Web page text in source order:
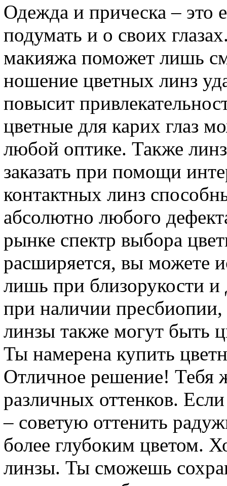
Одежда и прическа – это
подумать и о своих
макияжа поможет лишь
ношение цветных линз
повысит
цветные для карих глаз
любой оптике. Также
заказать при помощи
контактных линз
абсолютно любого
рынке спектр выбора
расширяется, вы можете
лишь при близорукости и
при наличии
линзы также могут быть
Ты намерена купить
Отличное решение! Тебя
различных оттенков.
– советую оттенить
более глубоким цветом.
линзы. Ты сможешь